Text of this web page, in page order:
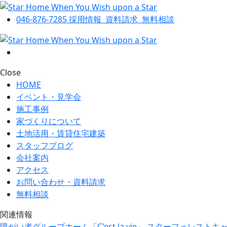
046-876-7285採用情報 資料請求 無料相談
Close
HOME
イベント・見学会
施工事例
家づくりについて
土地活用・賃貸住宅建築
スタッフブログ
会社案内
アクセス
お問い合わせ・資料請求
無料相談
関連情報